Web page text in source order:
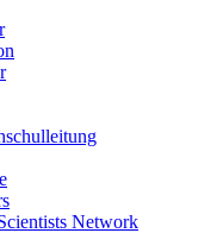
Network